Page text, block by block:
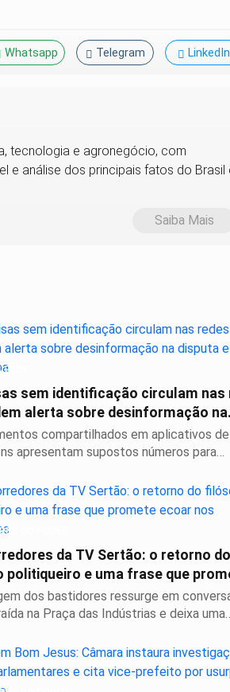
Whatsapp Telegram LinkedIn
tecnologia e agronegócio, com
e análise dos principais fatos do Brasil
Saiba Mais
sem identificação circulam nas
alerta sobre desinformação na
compartilhados em aplicativos de
apresentam supostos números para
DO PODER
da TV Sertão: o retorno do
e uma frase que
dos bastidores ressurge em
na Praça das Indústrias e deixa uma